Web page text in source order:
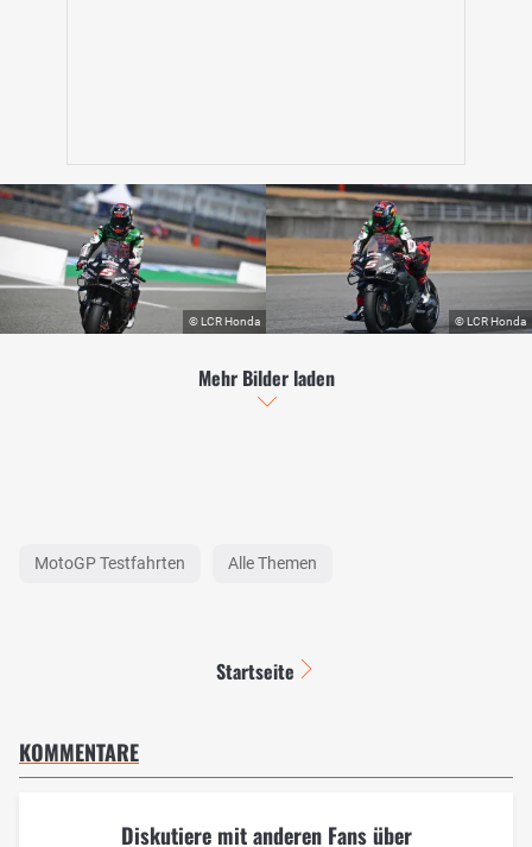
Mehr Bilder laden
MotoGP Testfahrten Alle Themen
Startseite
KOMMENTARE
Diskutiere mit anderen Fans über